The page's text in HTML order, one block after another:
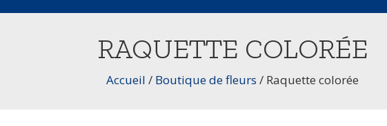
RAQUETTE COLORÉE
Accueil / Boutique de fleurs / Raquette colorée